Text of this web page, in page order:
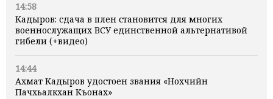
14:58
Кадыров: сдача в плен становится для многих
военнослужащих ВСУ единственной альтернативой
гибели (+видео)
14:44
Ахмат Кадыров удостоен звания «Нохчийн
Пачхьалкхан Къонах»